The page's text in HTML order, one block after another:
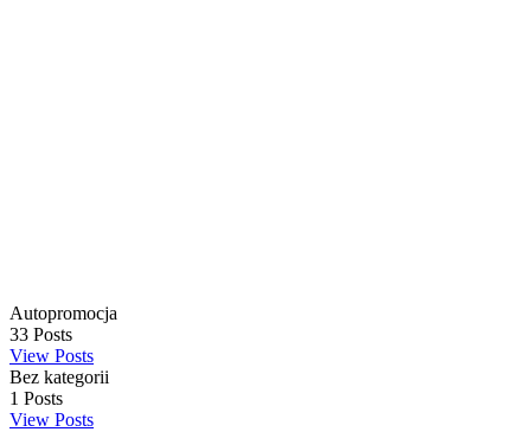
Autopromocja
33 Posts
View Posts
Bez kategorii
1 Posts
View Posts